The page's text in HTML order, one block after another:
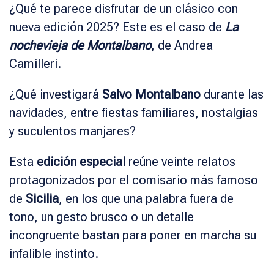
¿Qué te parece disfrutar de un clásico con
nueva edición 2025? Este es el caso de La
nochevieja de Montalbano, de Andrea
Camilleri.
¿Qué investigará Salvo Montalbano durante las
navidades, entre fiestas familiares, nostalgias
y suculentos manjares?
Esta edición especial reúne veinte relatos
protagonizados por el comisario más famoso
de Sicilia, en los que una palabra fuera de
tono, un gesto brusco o un detalle
incongruente bastan para poner en marcha su
infalible instinto.